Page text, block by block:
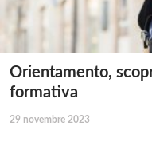
Orientamento,
formativa
29 novembre 2023